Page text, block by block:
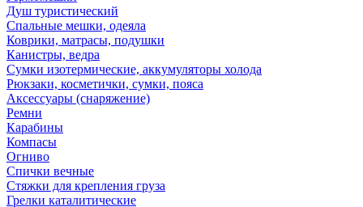
Душ туристический
Спальные мешки, одеяла
Коврики, матрасы, подушки
Канистры, ведра
Сумки изотермические, аккумуляторы холода
Рюкзаки, косметички, сумки, пояса
Аксессуары (снаряжение)
Ремни
Карабины
Компасы
Огниво
Спички вечные
Стяжки для крепления груза
Грелки каталитические